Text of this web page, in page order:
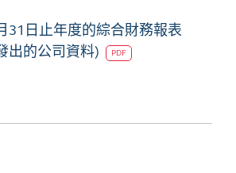
31日止年度的綜合財務報表
出的公司資料)
PDF